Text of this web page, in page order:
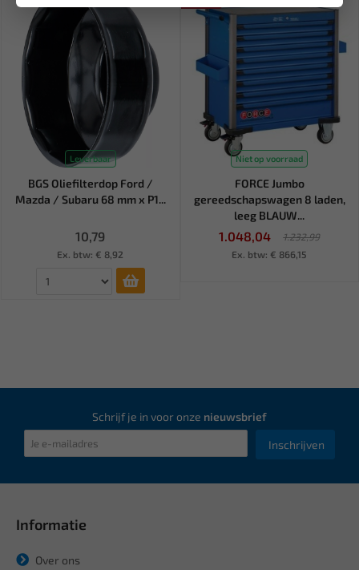
Leverbaar
BGS Oliefilterdop Ford /
Mazda / Subaru 68 mm x P1...
10,79
Ex. btw: € 8,92
Niet op voorraad
FORCE Jumbo
gereedschapswagen 8 laden,
leeg BLAUW...
1.048,04
1.232,99
Ex. btw: € 866,15
Schrijf je in voor onze nieuwsbrief
Inschrijven
Informatie
Over ons